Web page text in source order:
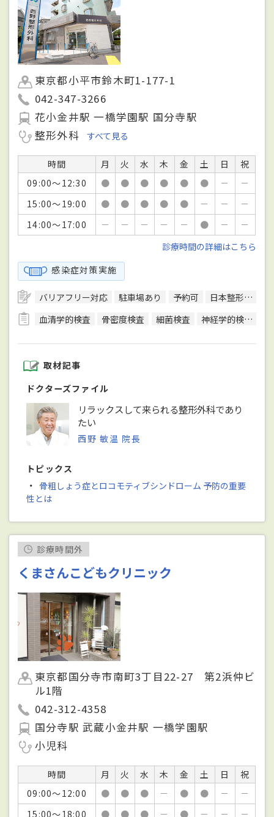
東京都小平市鈴木町1-177-1
042-347-3266
花小金井駅 一橋学園駅 国分寺駅
整形外科
すべて見る
時間 月 火 水 木 金 土 日
祝
09:00～12:30
● ● ● ● ● ● －
－
15:00～19:00
● ● ● ● ● － －
－
14:00～17:00
－ － － － － ● －
－
診療時間の詳細はこちら
感染症対策実施
バリアフリー対応 駐車場あり 予約可
日本整形外科学会整形外科専門医
血清学的検査
骨密度検査 細菌検査 神経学的検査
取材記事
ドクターズファイル
リラックスして来られる整形外科であり
たい
西野 敏温 院長
トピックス
・ 骨粗しょう症とロコモティブシンドローム 予防の重要
性とは
診療時間外
くまさんこどもクリニック
東京都国分寺市南町3丁目22-27 第2浜仲ビ
ル1階
042-312-4358
国分寺駅 武蔵小金井駅 一橋学園駅
小児科
時間 月 火 水 木 金 土 日
祝
09:00～12:00
● ● ● － ● ● －
－
15:00～18:00
● ● ● － ● － － －